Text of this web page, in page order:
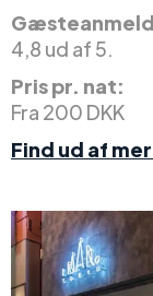
4,8 ud af 5.
Pris pr. nat:
Fra 200 DKK
Find ud af